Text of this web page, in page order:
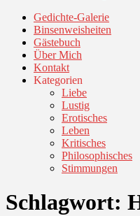
Gedichte-Galerie
Binsenweisheiten
Gästebuch
Über Mich
Kontakt
Kategorien
Liebe
Lustig
Erotisches
Leben
Kritisches
Philosophisches
Stimmungen
Schlagwort: